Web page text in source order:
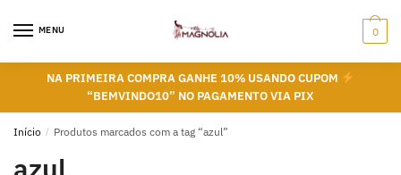
MENU 0
NA PRIMEIRA COMPRA GANHE 10% USANDO CUPOM
“BEMVINDO10” NO PAGAMENTO VIA PIX
Início / Produtos marcados com a tag “azul”
azul